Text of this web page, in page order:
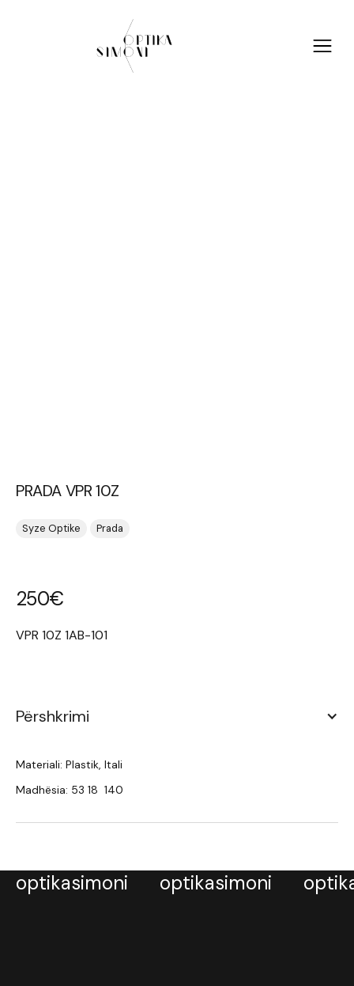
PRADA VPR 10Z
Syze Optike Prada
250€
VPR 10Z 1AB-101
Përshkrimi
Materiali: Plastik, Itali
Madhësia: 53 18 140
optikasimoni optikasimoni